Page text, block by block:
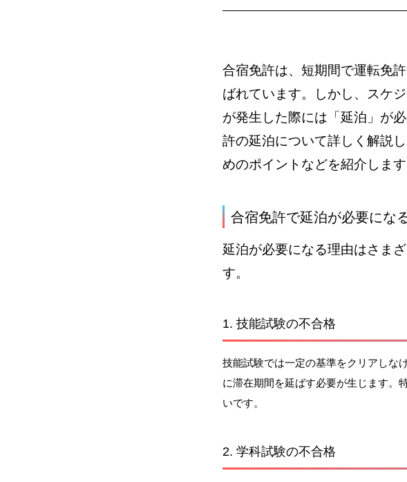
合宿免許は、短期間で運転免
ばれています。しかし、スケ
が発生した際には「延泊」が
許の延泊について詳しく解説
めのポイントなどを紹介します
合宿免許で延泊が必要にな
延泊が必要になる理由はさま
す。
1. 技能試験の不合格
技能試験では一定の基準をクリアしな
に滞在期間を延ばす必要が生じます。
いです。
2. 学科試験の不合格